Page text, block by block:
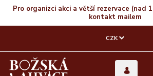
Pro organizci akci a větší rezervace (nad
kontakt mailem
CZK